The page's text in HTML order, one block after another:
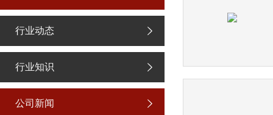
行业动态
行业知识
公司新闻